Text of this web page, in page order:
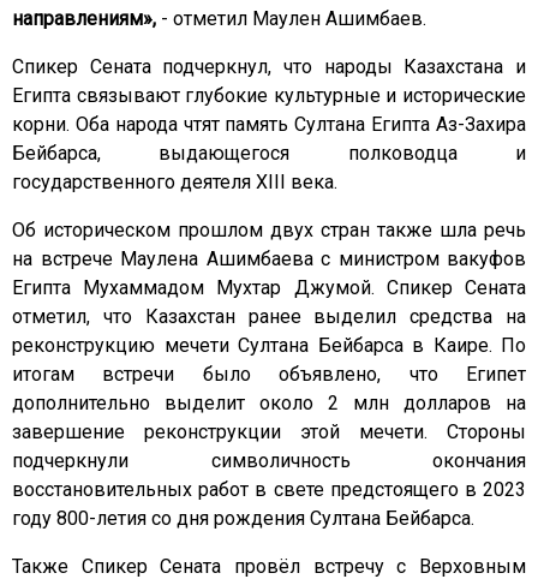
направлениям», - отметил Маулен Ашимбаев.
Спикер Сената подчеркнул, что народы Казахстана и
Египта связывают глубокие культурные и исторические
корни. Оба народа чтят память Султана Египта Аз-Захира
Бейбарса, выдающегося полководца и
государственного деятеля XIII века.
Об историческом прошлом двух стран также шла речь
на встрече Маулена Ашимбаева с министром вакуфов
Египта Мухаммадом Мухтар Джумой. Спикер Сената
отметил, что Казахстан ранее выделил средства на
реконструкцию мечети Султана Бейбарса в Каире. По
итогам встречи было объявлено, что Египет
дополнительно выделит около 2 млн долларов на
завершение реконструкции этой мечети. Стороны
подчеркнули символичность окончания
восстановительных работ в свете предстоящего в 2023
году 800-летия со дня рождения Султана Бейбарса.
Также Спикер Сената провёл встречу с Верховным